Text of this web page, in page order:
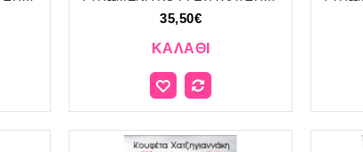
35,50€
ΚΑΛΆΘΙ